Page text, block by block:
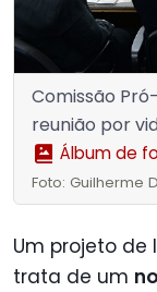
Comissão
reunião por
Álbum de
Foto: Guilherme
Um projeto de
trata de um